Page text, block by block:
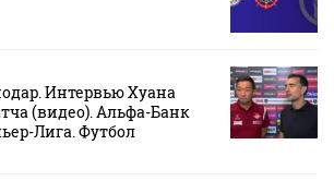
Интервью Хуана
(видео). Альфа-Банк
Лига. Футбол